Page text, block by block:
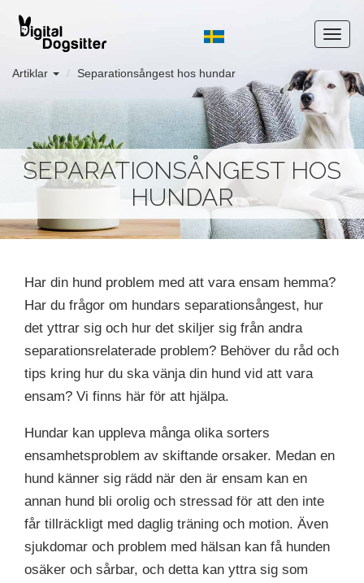
Artiklar Separationsångest hos hundar
SEPARATIONSÅNGEST HOS
HUNDAR
Har din hund problem med att vara ensam hemma?
Har du frågor om hundars separationsångest, hur
det yttrar sig och hur det skiljer sig från andra
separationsrelaterade problem? Behöver du råd och
tips kring hur du ska vänja din hund vid att vara
ensam? Vi finns här för att hjälpa.
Hundar kan uppleva många olika sorters
ensamhetsproblem av skiftande orsaker. Medan en
hund känner sig rädd när den är ensam kan en
annan hund bli orolig och stressad för att den inte
får tillräckligt med daglig träning och motion. Även
sjukdomar och problem med hälsan kan få hunden
osäker och sårbar, och detta kan yttra sig som